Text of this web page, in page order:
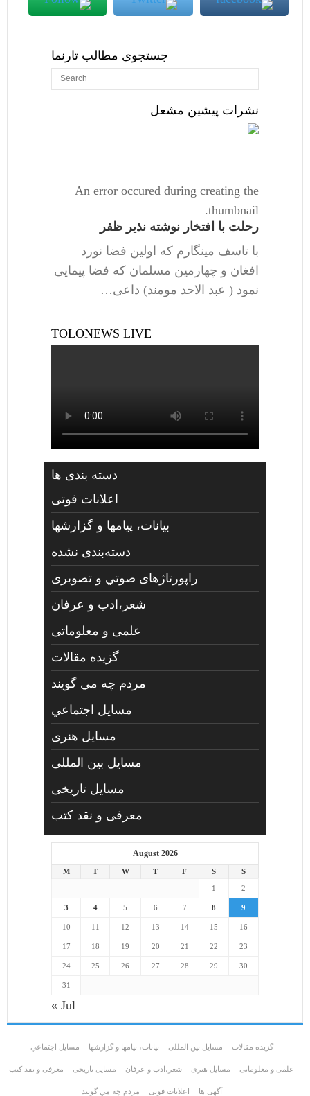
جستجوی مطالب تارنما
نشرات پیشین مشعل
An error occured during creating the
thumbnail.
رحلت با افتخار نوشته نذیر ظفر
با تاسف مینگارم که اولین فضا نورد
افغان و چهارمین مسلمان که فضا پیمایی
نمود ( عبد الاحد مومند) داعی…
TOLONEWS LIVE
دسته بندی ها
اعلانات فوتی
بیانات، پیامها و گزارشها
دسته‌بندی نشده
راپورتاژهای صوتي و تصويری
شعر،ادب و عرفان
علمی و معلوماتی
گزیده مقالات
مردم چه مي گويند
مسايل اجتماعي
مسايل هنری
مسایل بین المللی
مسایل تاریخی
معرفی و نقد کتب
August 2026
M T W T F S
S
1
2
3 4 5 6 7 8 9
10 11 12 13 14 15 16
17 18 19 20 21 22 23
24 25 26 27 28 29 30
31
« Jul
گزیده مقالات مسایل بین المللی بیانات، پیامها و گزارشها مسايل اجتماعي
علمی و معلوماتی مسايل هنری شعر،ادب و عرفان مسایل تاریخی معرفی و نقد کتب
آگهی ها اعلانات فوتی مردم چه مي گويند